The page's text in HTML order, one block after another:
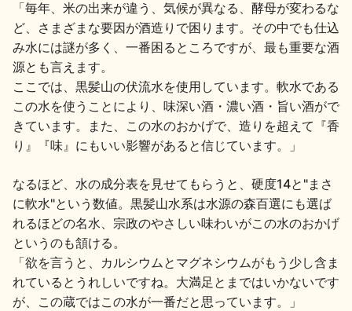
「毎年、米の出来が違う、気候が異なる、酵母が変わるな
ど、さまざまな要因が酒造りで困ります。その中でも仕込
み水には謎が多く、一番困るところですが、最も重要な酒
源とも言えます。
ここでは、黒髪山の伏流水を使用しています。軟水である
この水を使うことにより、味深い酒・濃い酒・旨い酒がで
きています。また、この水のおかげで、造りを超えて『香
り』『味』にもいい影響があると信じています。」
なるほど、水の成分表を見せてもらうと、硬度14と"まさ
に軟水"という数値。黒髪山水系は水源の森百選にも選ば
れるほどの名水、宗政のやさしい味わいがこの水のおかげ
というのも頷ける。
「欲を言うと、カルシウムとマグネシウムがもう少し含ま
れているとうれしいですね。大満足とまではいかないです
が、この蔵ではこの水が一番だと思っています。」